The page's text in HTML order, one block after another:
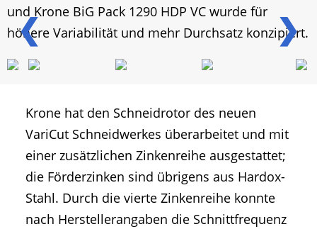
❮ ❯
und Krone BiG Pack 1290 HDP VC wurde für
höhere Variabilität und mehr Durchsatz konzipiert.
Krone hat den Schneidrotor des neuen
VariCut Schneidwerkes überarbeitet und mit
einer zusätzlichen Zinkenreihe ausgestattet;
die Förderzinken sind übrigens aus Hardox-
Stahl. Durch die vierte Zinkenreihe konnte
nach Herstellerangaben die Schnittfrequenz